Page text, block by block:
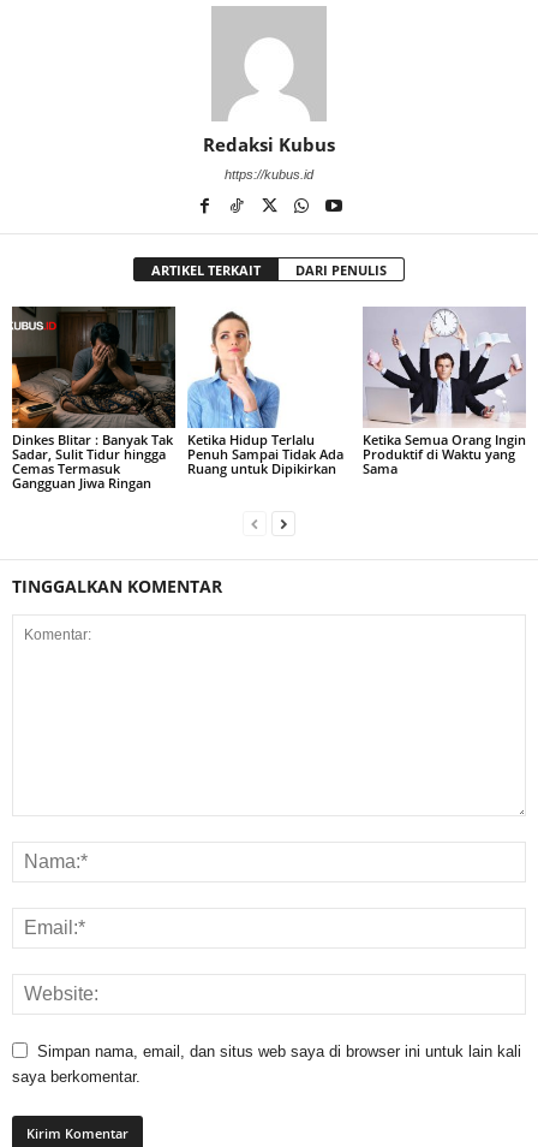
Redaksi Kubus
https://kubus.id
ARTIKEL TERKAIT DARI PENULIS
Dinkes Blitar : Banyak Tak
Sadar, Sulit Tidur hingga
Cemas Termasuk
Gangguan Jiwa Ringan
Ketika Hidup Terlalu
Penuh Sampai Tidak Ada
Ruang untuk Dipikirkan
Ketika Semua Orang Ingin
Produktif di Waktu yang
Sama
TINGGALKAN KOMENTAR
Simpan nama, email, dan situs web saya di browser ini untuk lain kali
saya berkomentar.